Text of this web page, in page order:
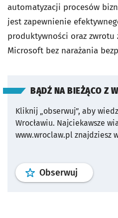
automatyzacji procesów
jest zapewnienie
produktywności oraz
Microsoft bez narażania
BĄDŹ NA BIEŻĄCO Z
Kliknij „obserwuj”, aby
Wrocławiu. Najciekawsze
www.wroclaw.pl znajdziesz
Obserwuj profil